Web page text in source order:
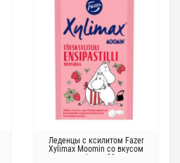
Леденцы с ксилитом Fazer
Xylimax Moomin со вкусом
клубники 38 г